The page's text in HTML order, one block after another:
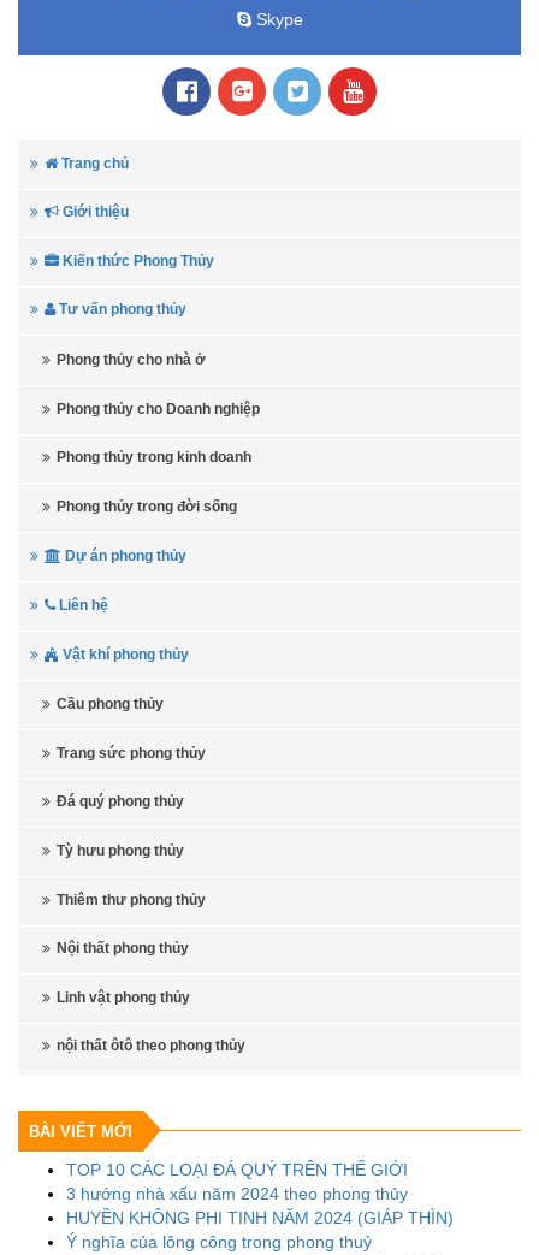
Skype
Trang chủ
Giới thiệu
Kiến thức Phong Thủy
Tư vấn phong thủy
Phong thủy cho nhà ở
Phong thủy cho Doanh nghiệp
Phong thủy trong kinh doanh
Phong thủy trong đời sống
Dự án phong thủy
Liên hệ
Vật khí phong thủy
Cầu phong thủy
Trang sức phong thủy
Đá quý phong thủy
Tỳ hưu phong thủy
Thiêm thư phong thủy
Nội thất phong thủy
Linh vật phong thủy
nội thất ôtô theo phong thủy
BÀI VIẾT MỚI
TOP 10 CÁC LOẠI ĐÁ QUÝ TRÊN THẾ GIỚI
3 hướng nhà xấu năm 2024 theo phong thủy
HUYỀN KHÔNG PHI TINH NĂM 2024 (GIÁP THÌN)
Ý nghĩa của lông công trong phong thuỷ